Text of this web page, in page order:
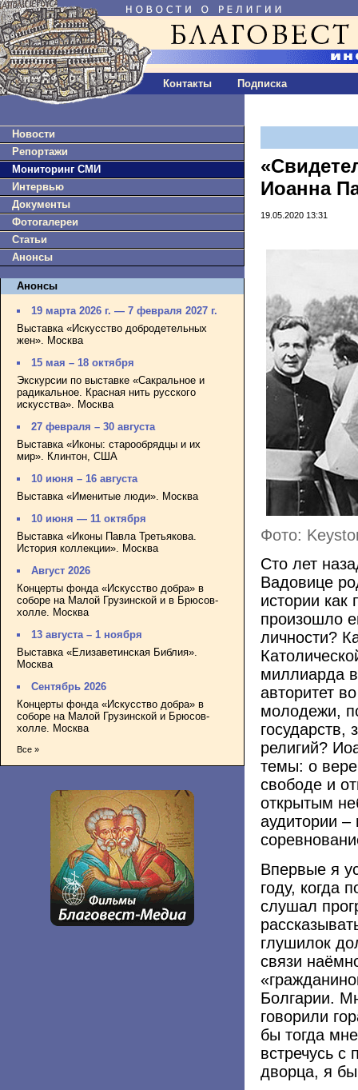
Контакты Подписка
Новости
Репортажи
Мониторинг СМИ
Интервью
Документы
Фотогалереи
Статьи
Анонсы
Анонсы
19 марта 2026 г. — 7 февраля 2027 г.
Выставка «Искусство добродетельных
жен». Москва
15 мая – 18 октября
Экскурсии по выставке «Сакральное и
радикальное. Красная нить русского
искусства». Москва
27 февраля – 30 августа
Выставка «Иконы: старообрядцы и их
мир». Клинтон, США
10 июня – 16 августа
Выставка «Именитые люди». Москва
10 июня — 11 октября
Выставка «Иконы Павла Третьякова.
История коллекции». Москва
Август 2026
Концерты фонда «Искусство добра» в
соборе на Малой Грузинской и в Брюсов-
холле. Москва
13 августа – 1 ноября
Выставка «Елизаветинская Библия».
Москва
Сентябрь 2026
Концерты фонда «Искусство добра» в
соборе на Малой Грузинской и Брюсов-
холле. Москва
Все »
Иоанна
19.05.2020 13:31
Фото:
Сто лет
Вадовице
истории
произошло
личности?
миллиарда
авторитет
молодежи,
государств,
религий?
темы: о
свободе и
открытым
аудитории –
Впервые я
году, когда
слушал
глушилок
связи
Болгарии.
говорили
бы тогда
встречусь с
дворца, я бы